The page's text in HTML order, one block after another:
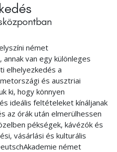
német
van egy különleges
elhelyezkedés a
és ausztriai
ki, hogy könnyen
ideális feltételeket kínáljanak
az órák után elmerülhessen
pékségek, kávézók és
vásárlási és kulturális
német